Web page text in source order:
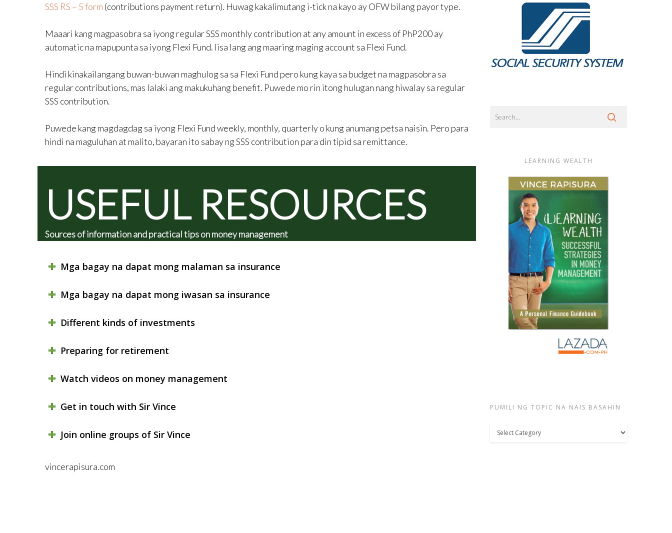
SSS RS – 5 form (contributions payment return). Huwag kakalimutang i-tick na kayo ay OFW bilang payor type.
Maaari kang magpasobra sa iyong regular SSS monthly contribution at any amount in excess of PhP200 ay
automatic na mapupunta sa iyong Flexi Fund. Iisa lang ang maaring maging account sa Flexi Fund.
Hindi kinakailangang buwan-buwan maghulog sa sa Flexi Fund pero kung kaya sa budget na magpasobra sa
regular contributions, mas lalaki ang makukuhang benefit. Puwede mo rin itong hulugan nang hiwalay sa regular
SSS contribution.
Puwede kang magdagdag sa iyong Flexi Fund weekly, monthly, quarterly o kung anumang petsa naisin. Pero para
hindi na maguluhan at malito, bayaran ito sabay ng SSS contribution para din tipid sa remittance.
USEFUL RESOURCES
Sources of information and practical tips on money management
Mga bagay na dapat mong malaman sa insurance
Mga bagay na dapat mong iwasan sa insurance
Different kinds of investments
Preparing for retirement
Watch videos on money management
Get in touch with Sir Vince
Join online groups of Sir Vince
vincerapisura.com
LEARNING WEALTH
PUMILI NG TOPIC NA NAIS BASAHIN
Pumili
ng